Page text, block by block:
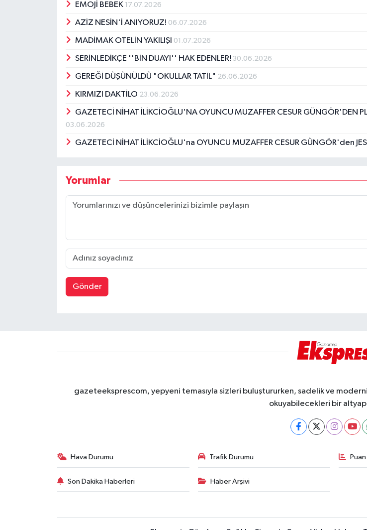
EMOJİ BEBEK 17.07.2026
AZİZ NESİN'İ ANIYORUZ! 06.07.2026
MADİMAK OTELİN YAKILIŞI 01.07.2026
SERİNLEDİKÇE ''BİN DUAYI'' HAK EDENLER! 30.06.2026
GEREĞİ DÜŞÜNÜLDÜ "OKULLAR TATİL" 26.06.2026
KIRMIZI DAKTİLO 23.06.2026
GAZETECİ NİHAT İLİKCİOĞLU'NA OYUNCU MUZAFFER CESUR GÜNGÖR'DEN
03.06.2026
GAZETECİ NİHAT İLİKCİOĞLU'na OYUNCU MUZAFFER CESUR GÜNGÖR'den
Yorumlar
Gönder
gazeteeksprescom, yepyeni temasıyla sizleri buluştururken, sadelik ve
okuyabilecekleri bir
Hava Durumu Trafik Durumu
Son Dakika Haberleri Haber Arşivi